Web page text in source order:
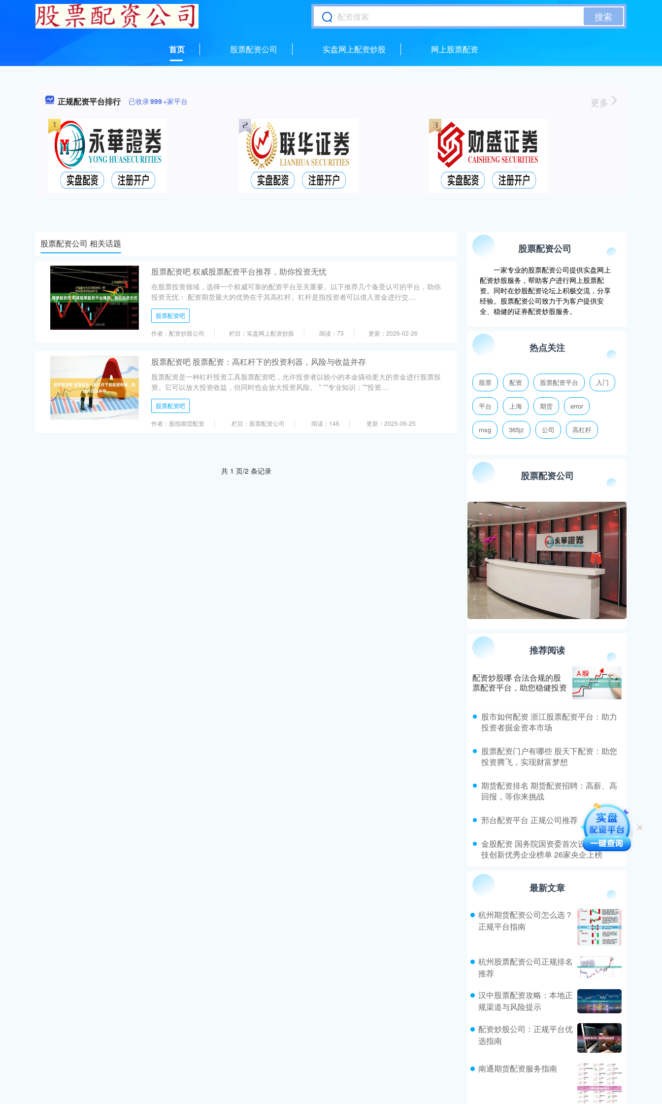
搜索
首页 股票配资公司 实盘网上配资炒股 网上股票配资
正规配资平台排行 已收录999+家平台 更多
股票配资公司 相关话题
股票配资吧 权威股票配资平台推荐，助你投资无忧
在股票投资领域，选择一个权威可靠的配资平台至关重要。以下推荐几个备受认可的平台，助你
投资无忧： 配资期货最大的优势在于其高杠杆。杠杆是指投资者可以借入资金进行交....
股票配资吧
作者：配资炒股公司 栏目：实盘网上配资炒股 阅读：73 更新：2026-02-26
股票配资吧 股票配资：高杠杆下的投资利器，风险与收益并存
股票配资是一种杠杆投资工具股票配资吧，允许投资者以较小的本金撬动更大的资金进行股票投
资。它可以放大投资收益，但同时也会放大投资风险。 * **专业知识：**投资....
股票配资吧
作者：股指期货配资 栏目：股票配资公司 阅读：146 更新：2025-06-25
共 1 页/2 条记录
股票配资公司
一家专业的股票配资公司提供实盘网上
配资炒股服务，帮助客户进行网上股票配
资。同时在炒股配资论坛上积极交流，分享
经验。股票配资公司致力于为客户提供安
全、稳健的证券配资炒股服务。
热点关注
股票 配资 股票配资平台 入门
平台 上海 期货 error
msg 365jz 公司 高杠杆
股票配资公司
推荐阅读
配资炒股哪 合法合规的股
票配资平台，助您稳健投资
​股市如何配资 浙江股票配资平台：助力
投资者掘金资本市场
​股票配资门户有哪些 股天下配资：助您
投资腾飞，实现财富梦想
​期货配资排名 期货配资招聘：高薪、高
回报，等你来挑战
​邢台配资平台 正规公司推荐
​金股配资 国务院国资委首次设立年度科
技创新优秀企业榜单 26家央企上榜
最新文章
杭州期货配资公司怎么选？
正规平台指南
杭州股票配资公司正规排名
推荐
汉中股票配资攻略：本地正
规渠道与风险提示
配资炒股公司：正规平台优
选指南
南通期货配资服务指南